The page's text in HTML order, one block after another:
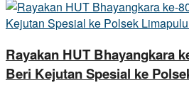
Rayakan HUT Bhayangkara
Beri Kejutan Spesial ke